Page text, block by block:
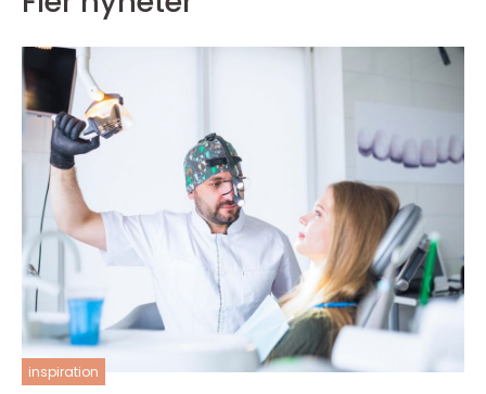
inspiration